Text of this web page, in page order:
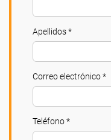
Apellidos *
Correo electrónico *
Teléfono *